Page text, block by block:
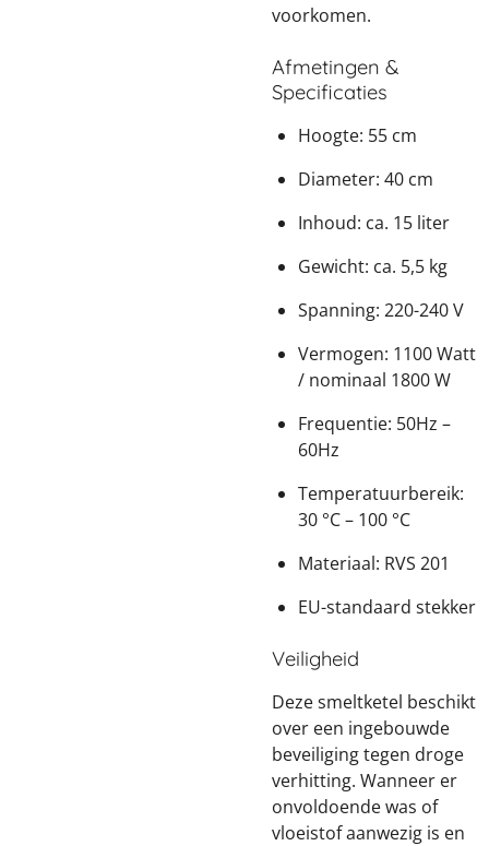
voorkomen.
Afmetingen &
Specificaties
Hoogte: 55 cm
Diameter: 40 cm
Inhoud: ca. 15 liter
Gewicht: ca. 5,5 kg
Spanning: 220-240 V
Vermogen: 1100 Watt
/ nominaal 1800 W
Frequentie: 50Hz –
60Hz
Temperatuurbereik:
30 °C – 100 °C
Materiaal: RVS 201
EU-standaard stekker
Veiligheid
Deze smeltketel beschikt
over een ingebouwde
beveiliging tegen droge
verhitting. Wanneer er
onvoldoende was of
vloeistof aanwezig is en